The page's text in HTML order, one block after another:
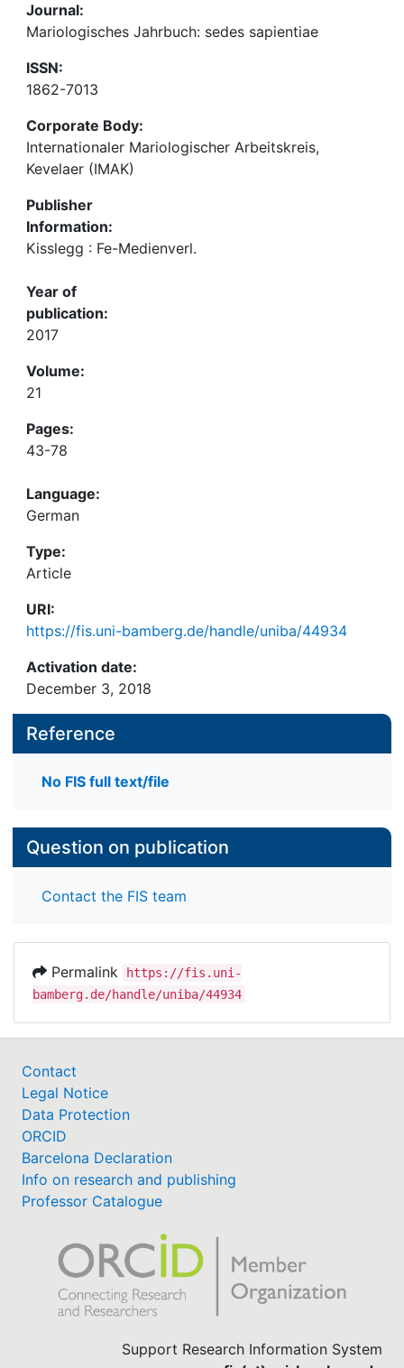
Journal:
Mariologisches Jahrbuch: sedes sapientiae
ISSN:
1862-7013
Corporate Body:
Internationaler Mariologischer Arbeitskreis,
Kevelaer (IMAK)
Publisher
Information:
Kisslegg : Fe-Medienverl.
Year of
publication:
2017
Volume:
21
Pages:
43-78
Language:
German
Type:
Article
URI:
https://fis.uni-bamberg.de/handle/uniba/44934
Activation date:
December 3, 2018
Reference
No FIS full text/file
Question on publication
Contact the FIS team
Permalink
https://fis.uni-
bamberg.de/handle/uniba/44934
Contact
Legal Notice
Data Protection
ORCID
Barcelona Declaration
Info on research and publishing
Professor Catalogue
Support Research Information System